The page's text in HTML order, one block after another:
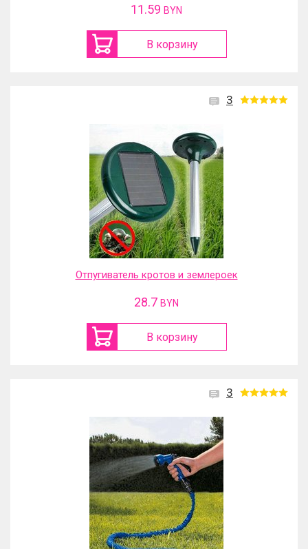
11.59 BYN
В корзину
3
Отпугиватель кротов и землероек
28.7 BYN
В корзину
3